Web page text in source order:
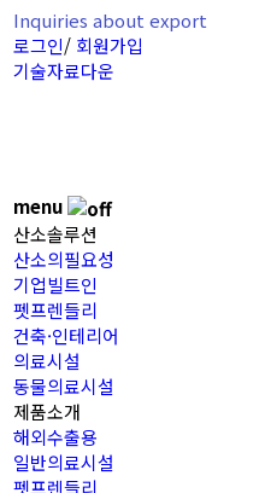
Inquiries about export
로그인/ 회원가입
기술자료다운
menu
산소솔루션
산소의필요성
기업빌트인
펫프렌들리
건축·인테리어
의료시설
동물의료시설
제품소개
해외수출용
일반의료시설